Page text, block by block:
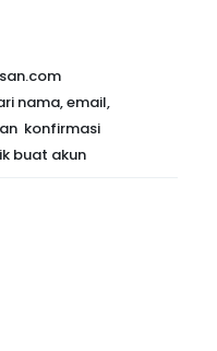
nama, email,
konfirmasi
buat akun